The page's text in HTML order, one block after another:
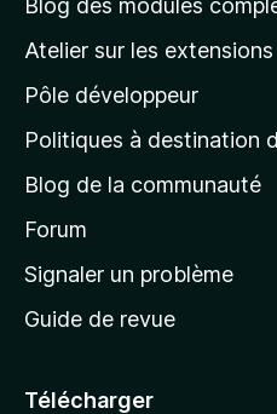
p
a
g
d
a
c
e
Blog des modules
Atelier sur les extensions
Pôle développeur
Politiques à destination
Blog de la communauté
Forum
Signaler un problème
Guide de revue
Télécharger